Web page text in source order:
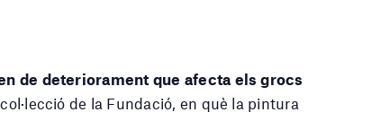
de deteriorament que afecta els grocs
de la Fundació, en què la pintura